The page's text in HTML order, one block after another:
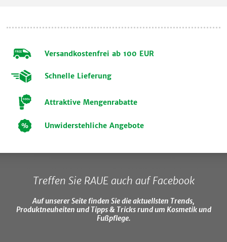
Versandkostenfrei ab 100 EUR
Schnelle Lieferung
Attraktive Mengenrabatte
Unwiderstehliche Angebote
Treffen Sie RAUE auch auf Facebook
Auf unserer Seite finden Sie die aktuellsten Trends,
Produktneuheiten und Tipps & Tricks rund um Kosmetik und
Fußpflege.